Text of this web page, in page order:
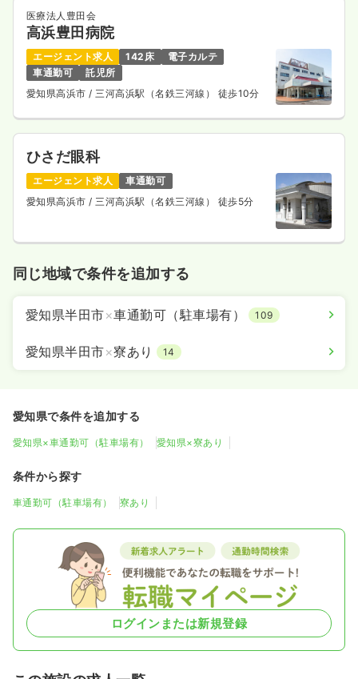
医療法人豊田会
高浜豊田病院
エージェント求人 142床
電子カルテ
車通勤可
託児所
愛知県高浜市/ 三河高浜駅（名鉄三河線） 徒歩10分
ひさだ眼科
エージェント求人
車通勤可
愛知県高浜市/ 三河高浜駅（名鉄三河線） 徒歩5分
同じ地域で条件を追加する
愛知県半田市×車通勤可（駐車場有） 109
愛知県半田市×寮あり 14
愛知県で条件を追加する
愛知県×車通勤可（駐車場有） 愛知県×寮あり
条件から探す
車通勤可（駐車場有） 寮あり
ログインまたは新規登録